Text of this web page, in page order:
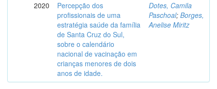
2020
Percepção dos
profissionais de uma
estratégia saúde da família
de Santa Cruz do Sul,
sobre o calendário
nacional de vacinação em
crianças menores de dois
anos de idade.
Dotes, Camila
Paschoal; Borges,
Anelise Miritz